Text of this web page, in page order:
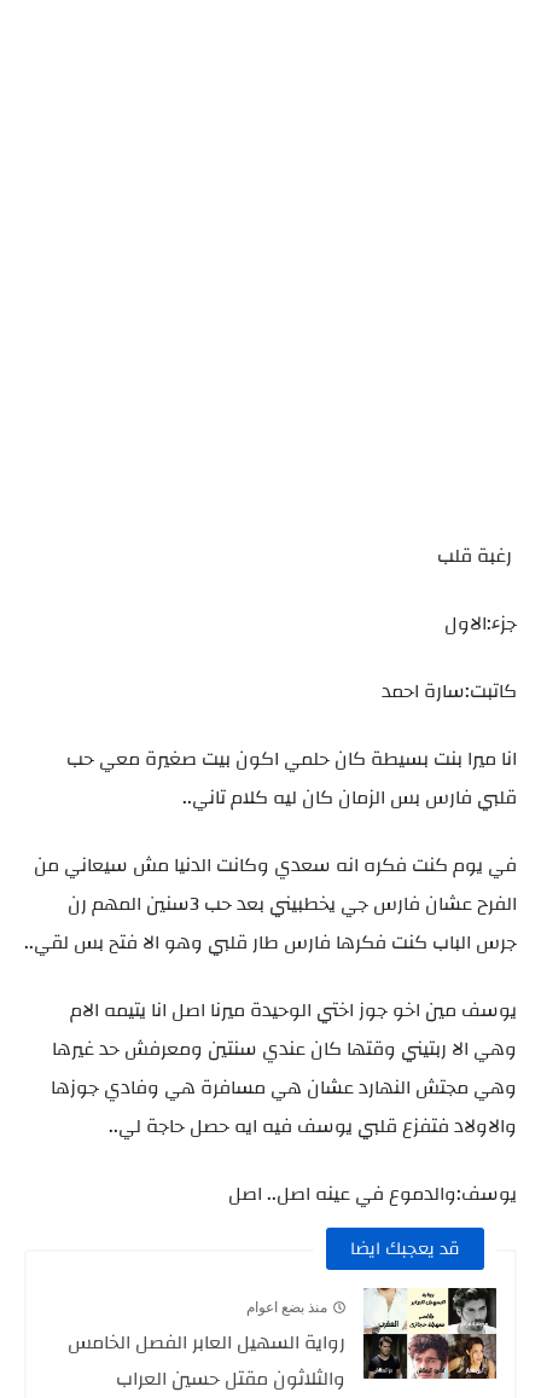
رغبة قلب
جزء:الاول
كاتبت:سارة احمد
انا ميرا بنت بسيطة كان حلمي اكون بيت صغيرة معي حب
قلبي فارس بس الزمان كان ليه كلام تاني..
في يوم كنت فكره انه سعدي وكانت الدنيا مش سيعاني من
الفرح عشان فارس جي يخطبيني بعد حب 3سنين المهم رن
جرس الباب كنت فكرها فارس طار قلبي وهو الا فتح بس لقي..
يوسف مين اخو جوز اختي الوحيدة ميرنا اصل انا يتيمه الام
وهي الا ربتيني وقتها كان عندي سنتين ومعرفش حد غيرها
وهي مجتش النهارد عشان هي مسافرة هي وفادي جوزها
والاولاد فتفزع قلبي يوسف فيه ايه حصل حاجة لي..
يوسف:والدموع في عينه اصل.. اصل
قد يعجبك ايضا
منذ بضع اعوام
رواية السهيل العابر الفصل الخامس
والثلاثون مقتل حسين العراب